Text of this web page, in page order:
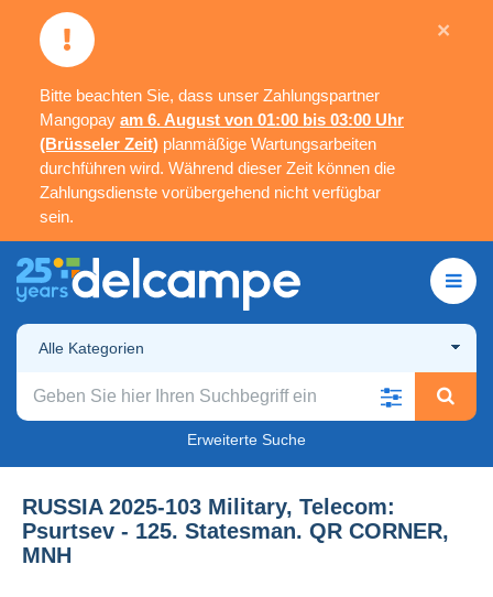
Bitte beachten Sie, dass unser Zahlungspartner
Mangopay am 6. August von 01:00 bis 03:00 Uhr
(Brüsseler Zeit) planmäßige Wartungsarbeiten
durchführen wird. Während dieser Zeit können die
Zahlungsdienste vorübergehend nicht verfügbar
sein.
×
Alle Kategorien
Erweiterte Suche
RUSSIA 2025-103 Military, Telecom:
Psurtsev - 125. Statesman. QR CORNER,
MNH